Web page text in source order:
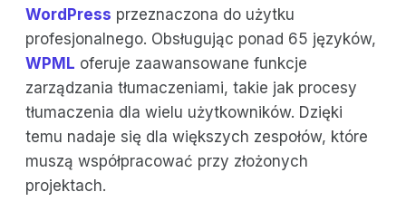
WordPress przeznaczona do użytku
profesjonalnego. Obsługując ponad 65 języków,
WPML oferuje zaawansowane funkcje
zarządzania tłumaczeniami, takie jak procesy
tłumaczenia dla wielu użytkowników. Dzięki
temu nadaje się dla większych zespołów, które
muszą współpracować przy złożonych
projektach.